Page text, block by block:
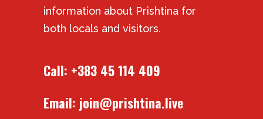
information about Prishtina for
both locals and visitors.
Call: +383 45 114 409
Email: join@prishtina.live